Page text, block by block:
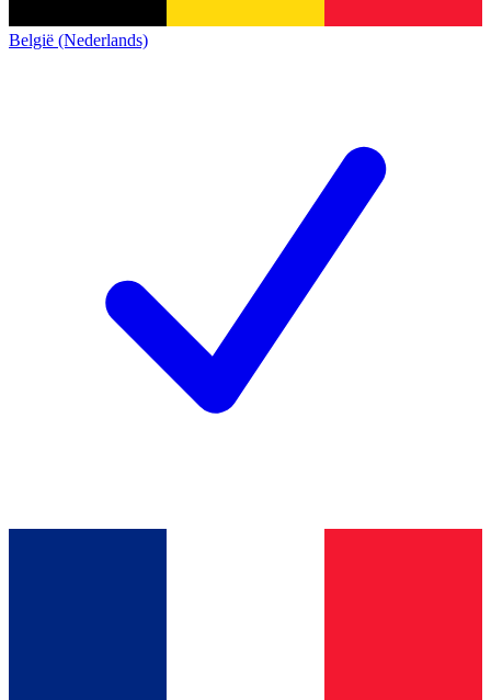
België (Nederlands)